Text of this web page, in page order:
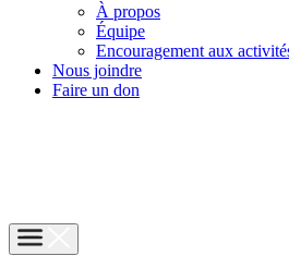
À propos
Équipe
Encouragement aux
Nous joindre
Faire un don